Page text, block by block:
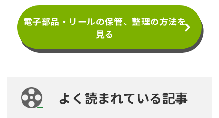
電子部品・リールの保管、整理の方法を
見る
よく読まれている記事